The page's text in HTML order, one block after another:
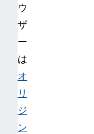
ウ
ザ
ー
は
オ
リ
ジ
ン